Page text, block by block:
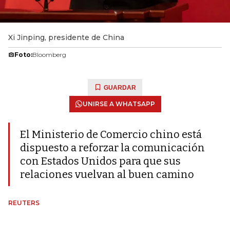
Xi Jinping, presidente de China
Foto:Bloomberg
GUARDAR
UNIRSE A WHATSAPP
El Ministerio de Comercio chino está
dispuesto a reforzar la comunicación
con Estados Unidos para que sus
relaciones vuelvan al buen camino
REUTERS